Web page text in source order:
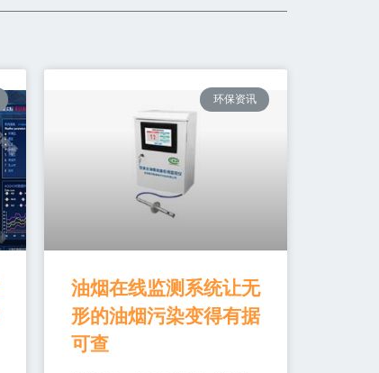
环保资讯
油烟在线监测系统让无
形的油烟污染变得有据
可查